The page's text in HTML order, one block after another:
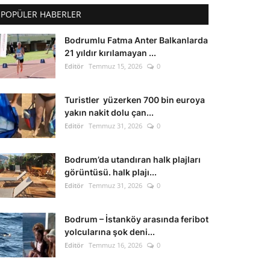
POPÜLER HABERLER
Bodrumlu Fatma Anter Balkanlarda
21 yıldır kırılamayan ...
Editör Temmuz 15, 2026 0
Turistler yüzerken 700 bin euroya
yakın nakit dolu çan...
Editör Temmuz 31, 2026 0
Bodrum’da utandıran halk plajları
görüntüsü. halk plajı...
Editör Temmuz 31, 2026 0
Bodrum – İstanköy arasında feribot
yolcularına şok deni...
Editör Temmuz 16, 2026 0